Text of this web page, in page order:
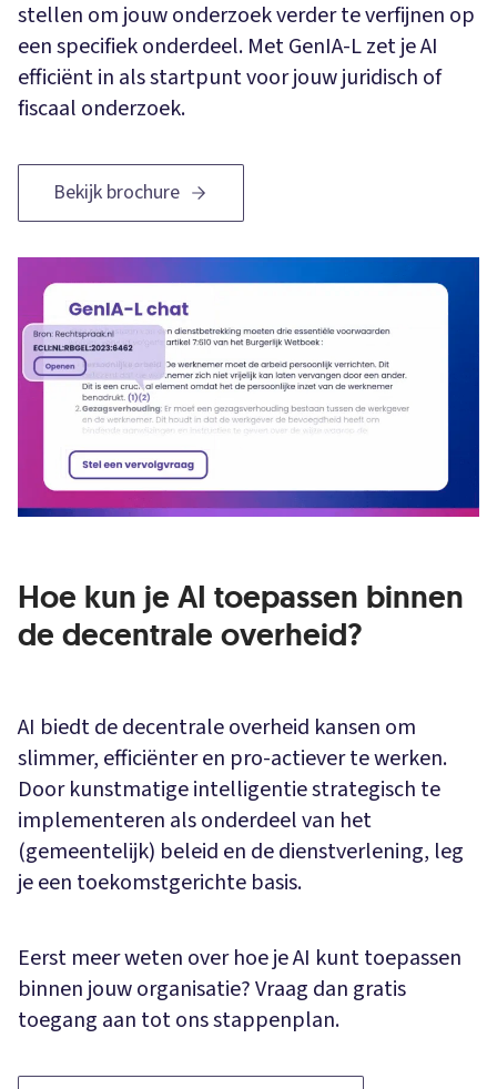
stellen om jouw onderzoek verder te verfijnen op
een specifiek onderdeel. Met GenIA-L zet je AI
efficiënt in als startpunt voor jouw juridisch of
fiscaal onderzoek.
Bekijk brochure
Hoe kun je AI toepassen binnen
de decentrale overheid?
AI biedt de decentrale overheid kansen om
slimmer, efficiënter en pro-actiever te werken.
Door kunstmatige intelligentie strategisch te
implementeren als onderdeel van het
(gemeentelijk) beleid en de dienstverlening, leg
je een toekomstgerichte basis.
Eerst meer weten over hoe je AI kunt toepassen
binnen jouw organisatie? Vraag dan gratis
toegang aan tot ons stappenplan.